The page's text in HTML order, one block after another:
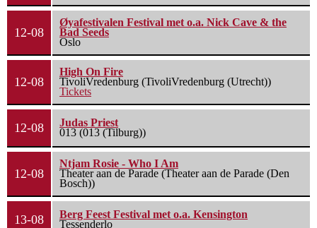
12-08
Øyafestivalen Festival met o.a. Nick Cave & the
Bad Seeds
Oslo
12-08
High On Fire
TivoliVredenburg (TivoliVredenburg (Utrecht))
Tickets
12-08
Judas Priest
013 (013 (Tilburg))
12-08
Ntjam Rosie - Who I Am
Theater aan de Parade (Theater aan de Parade (Den
Bosch))
13-08
Berg Feest Festival met o.a. Kensington
Tessenderlo